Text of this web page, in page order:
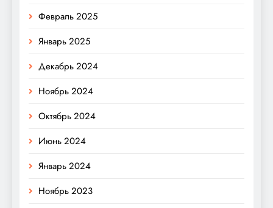
Февраль 2025
Январь 2025
Декабрь 2024
Ноябрь 2024
Октябрь 2024
Июнь 2024
Январь 2024
Ноябрь 2023